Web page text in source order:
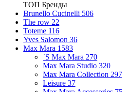
ТОП Бренды
Brunello Cucinelli 506
The row 22
Toteme 116
Yves Salomon 36
Max Mara 1583
`S Max Mara 270
Max Mara Studio 320
Max Mara Collection 297
Leisure 37